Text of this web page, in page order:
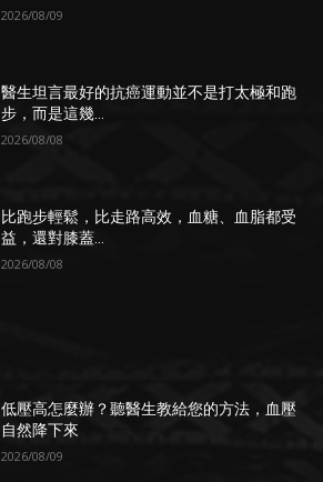
2026/08/09
醫生坦言最好的抗癌運動並不是打太極和跑
步，而是這幾...
2026/08/08
比跑步輕鬆，比走路高效，血糖、血脂都受
益，還對膝蓋...
2026/08/08
低壓高怎麼辦？聽醫生教給您的方法，血壓
自然降下來
2026/08/09